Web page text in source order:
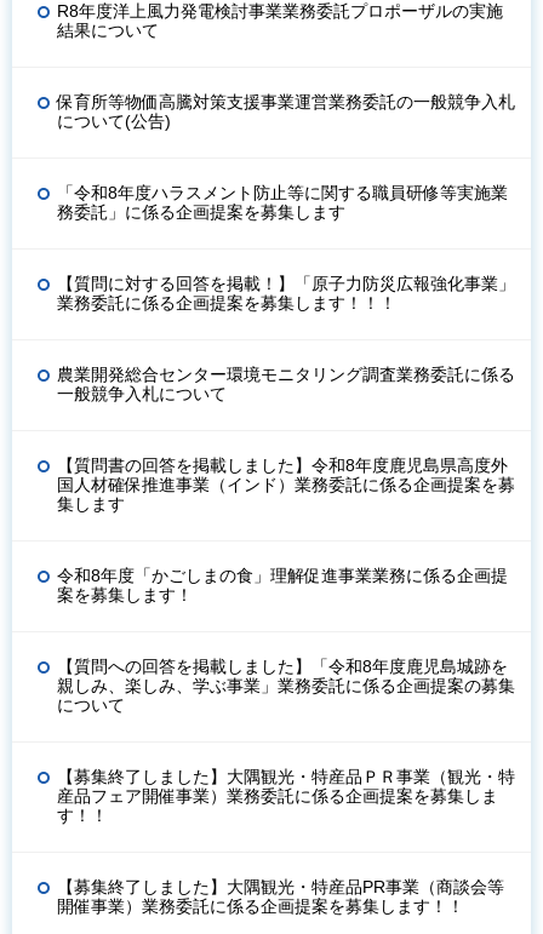
R8年度洋上風力発電検討事業業務委託プロポーザルの実施
結果について
保育所等物価高騰対策支援事業運営業務委託の一般競争入札
について(公告)
「令和8年度ハラスメント防止等に関する職員研修等実施業
務委託」に係る企画提案を募集します
【質問に対する回答を掲載！】「原子力防災広報強化事業」
業務委託に係る企画提案を募集します！！！
農業開発総合センター環境モニタリング調査業務委託に係る
一般競争入札について
【質問書の回答を掲載しました】令和8年度鹿児島県高度外
国人材確保推進事業（インド）業務委託に係る企画提案を募
集します
令和8年度「かごしまの食」理解促進事業業務に係る企画提
案を募集します！
【質問への回答を掲載しました】「令和8年度鹿児島城跡を
親しみ、楽しみ、学ぶ事業」業務委託に係る企画提案の募集
について
【募集終了しました】大隅観光・特産品ＰＲ事業（観光・特
産品フェア開催事業）業務委託に係る企画提案を募集しま
す！！
【募集終了しました】大隅観光・特産品PR事業（商談会等
開催事業）業務委託に係る企画提案を募集します！！